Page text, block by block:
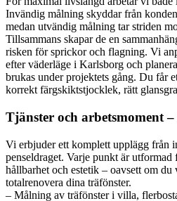
Invändig målning skyddar från
medan utvändig målning tar striden
Tillsammans skapar de en
risken för sprickor och flagning. Vi
efter väderläge i Karlsborg och
brukas under projektets gång. Du får
korrekt färgskiktstjocklek, rätt
Tjänster och arbetsmoment
Vi erbjuder ett komplett upplägg från
penseldraget. Varje punkt är
hållbarhet och estetik – oavsett om
totalrenovera dina träfönster.
– Målning av träfönster i villa,